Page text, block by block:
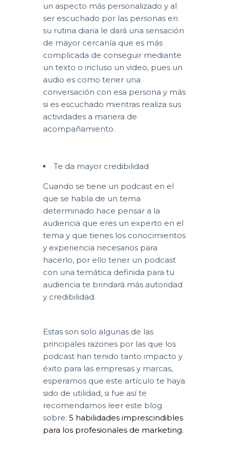
un aspecto más personalizado y al
ser escuchado por las personas en
su rutina diaria le dará una sensación
de mayor cercanía que es más
complicada de conseguir mediante
un texto o incluso un video, pues un
audio es como tener una
conversación con esa persona y más
si es escuchado mientras realiza sus
actividades a manera de
acompañamiento.
Te da mayor credibilidad
Cuando se tiene un podcast en el
que se habla de un tema
determinado hace pensar a la
audiencia que eres un experto en el
tema y que tienes los conocimientos
y experiencia necesarios para
hacerlo, por ello tener un podcast
con una temática definida para tu
audiencia te brindará más autoridad
y credibilidad.
Estas son solo algunas de las
principales razones por las que los
podcast han tenido tanto impacto y
éxito para las empresas y marcas,
esperamos que este artículo te haya
sido de utilidad, si fue así te
recomendamos leer este blog
sobre: 5 habilidades imprescindibles
para los profesionales de marketing.